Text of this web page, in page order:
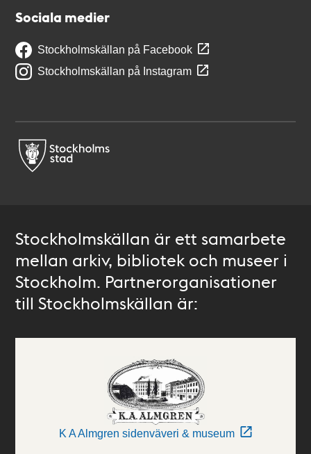
Sociala medier
Stockholmskällan på Facebook
Stockholmskällan på Instagram
Stockholmskällan är ett samarbete
mellan arkiv, bibliotek och museer i
Stockholm. Partnerorganisationer
till Stockholmskällan är:
K A Almgren sidenväveri & museum